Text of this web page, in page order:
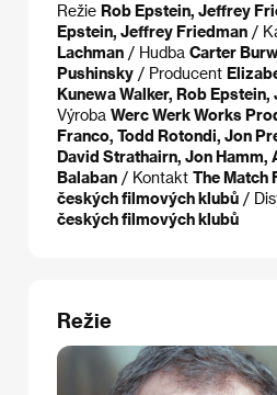
Režie Rob Epstein, Jeffrey
Epstein, Jeffrey Friedman /
Lachman / Hudba Carter
Pushinsky / Producent
Kunewa Walker, Rob
Výroba Werc Werk Works
Franco, Todd Rotondi, Jon
David Strathairn, Jon Hamm,
Balaban / Kontakt The Match
českých filmových klubů /
českých filmových klubů
Režie